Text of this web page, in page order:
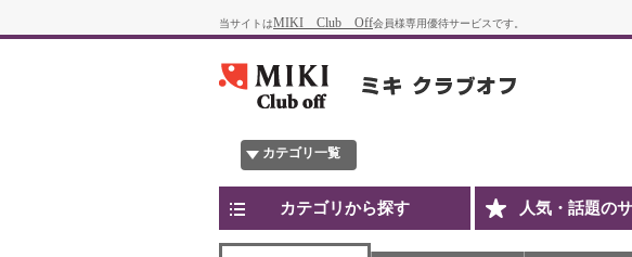
当サイトはMIKI Club Off会員様専用優待サービスです。
カテゴリ一覧
カテゴリから探す 人気・話題の